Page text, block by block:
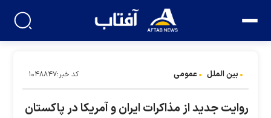
بین الملل عمومی کد خبر:۱۰۴۸۸۴۷
روایت جدید از مذاکرات ایران و آمریکا در پاکستان